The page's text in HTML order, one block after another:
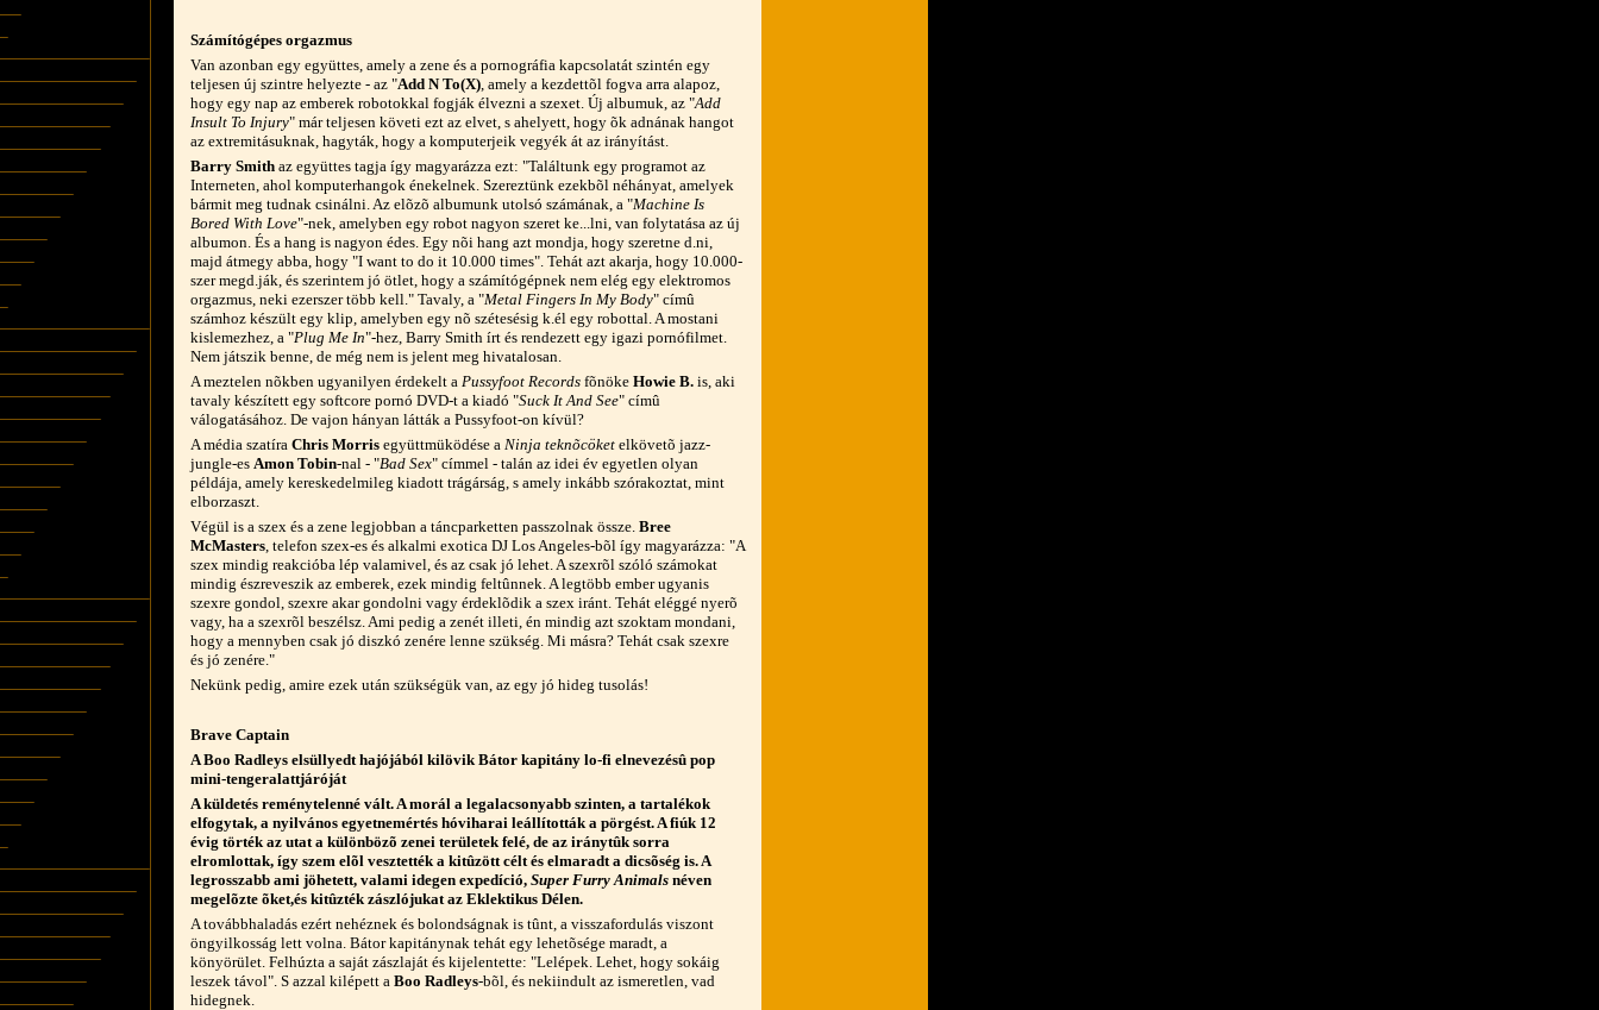
Számítógépes orgazmus
Van azonban egy együttes, amely a zene és a pornográfia kapcsolatát szintén egy
teljesen új szintre helyezte - az "Add N To(X), amely a kezdettõl fogva arra alapoz,
hogy egy nap az emberek robotokkal fogják élvezni a szexet. Új albumuk, az "Add
Insult To Injury" már teljesen követi ezt az elvet, s ahelyett, hogy õk adnának hangot
az extremitásuknak, hagyták, hogy a komputerjeik vegyék át az irányítást.
Barry Smith az együttes tagja így magyarázza ezt: "Találtunk egy programot az
Interneten, ahol komputerhangok énekelnek. Szereztünk ezekbõl néhányat, amelyek
bármit meg tudnak csinálni. Az elõzõ albumunk utolsó számának, a "Machine Is
Bored With Love"-nek, amelyben egy robot nagyon szeret ke...lni, van folytatása az új
albumon. És a hang is nagyon édes. Egy nõi hang azt mondja, hogy szeretne d.ni,
majd átmegy abba, hogy "I want to do it 10.000 times". Tehát azt akarja, hogy 10.000-
szer megd.ják, és szerintem jó ötlet, hogy a számítógépnek nem elég egy elektromos
orgazmus, neki ezerszer több kell." Tavaly, a "Metal Fingers In My Body" címû
számhoz készült egy klip, amelyben egy nõ szétesésig k.él egy robottal. A mostani
kislemezhez, a "Plug Me In"-hez, Barry Smith írt és rendezett egy igazi pornófilmet.
Nem játszik benne, de még nem is jelent meg hivatalosan.
A meztelen nõkben ugyanilyen érdekelt a Pussyfoot Records fõnöke Howie B. is, aki
tavaly készített egy softcore pornó DVD-t a kiadó "Suck It And See" címû
válogatásához. De vajon hányan látták a Pussyfoot-on kívül?
A média szatíra Chris Morris együttmüködése a Ninja teknõcöket elkövetõ jazz-
jungle-es Amon Tobin-nal - "Bad Sex" címmel - talán az idei év egyetlen olyan
példája, amely kereskedelmileg kiadott trágárság, s amely inkább szórakoztat, mint
elborzaszt.
Végül is a szex és a zene legjobban a táncparketten passzolnak össze. Bree
McMasters, telefon szex-es és alkalmi exotica DJ Los Angeles-bõl így magyarázza: "A
szex mindig reakcióba lép valamivel, és az csak jó lehet. A szexrõl szóló számokat
mindig észreveszik az emberek, ezek mindig feltûnnek. A legtöbb ember ugyanis
szexre gondol, szexre akar gondolni vagy érdeklõdik a szex iránt. Tehát eléggé nyerõ
vagy, ha a szexrõl beszélsz. Ami pedig a zenét illeti, én mindig azt szoktam mondani,
hogy a mennyben csak jó diszkó zenére lenne szükség. Mi másra? Tehát csak szexre
és jó zenére."
Nekünk pedig, amire ezek után szükségük van, az egy jó hideg tusolás!
Brave Captain
A Boo Radleys elsüllyedt hajójából kilövik Bátor kapitány lo-fi elnevezésû pop
mini-tengeralattjáróját
A küldetés reménytelenné vált. A morál a legalacsonyabb szinten, a tartalékok
elfogytak, a nyilvános egyetnemértés hóviharai leállították a pörgést. A fiúk 12
évig törték az utat a különbözõ zenei területek felé, de az iránytûk sorra
elromlottak, így szem elõl vesztették a kitûzött célt és elmaradt a dicsõség is. A
legrosszabb ami jöhetett, valami idegen expedíció, Super Furry Animals néven
megelõzte õket,és kitûzték zászlójukat az Eklektikus Délen.
A továbbhaladás ezért nehéznek és bolondságnak is tûnt, a visszafordulás viszont
öngyilkosság lett volna. Bátor kapitánynak tehát egy lehetõsége maradt, a
könyörület. Felhúzta a saját zászlaját és kijelentette: "Lelépek. Lehet, hogy sokáig
leszek távol". S azzal kilépett a Boo Radleys-bõl, és nekiindult az ismeretlen, vad
hidegnek.